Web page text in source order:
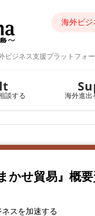
ビジネス支援プラットフォ
海外ビジ
談する 海外進出
かせ貿易』概
スを加速する